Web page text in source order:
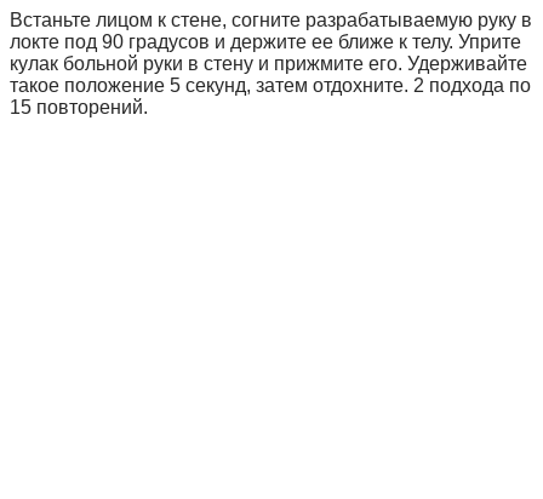
Встаньте лицом к стене, согните разрабатываемую руку в
локте под 90 градусов и держите ее ближе к телу. Уприте
кулак больной руки в стену и прижмите его. Удерживайте
такое положение 5 секунд, затем отдохните. 2 подхода по
15 повторений.